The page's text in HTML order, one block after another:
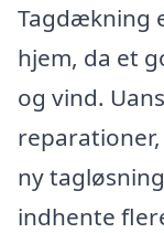
Tagdækning
hjem, da et
og vind.
ny
indhente